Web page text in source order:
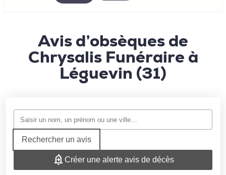
Avis d’obsèques de
Chrysalis Funéraire à
Léguevin (31)
Rechercher un avis
Créer une alerte avis de décès